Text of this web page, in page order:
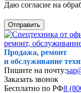
Даю согласие на
Отправить
Продажа, ремонт
и обслуживание
Пишите на почту:
Заказать звонок
Бесплатно по РФ8